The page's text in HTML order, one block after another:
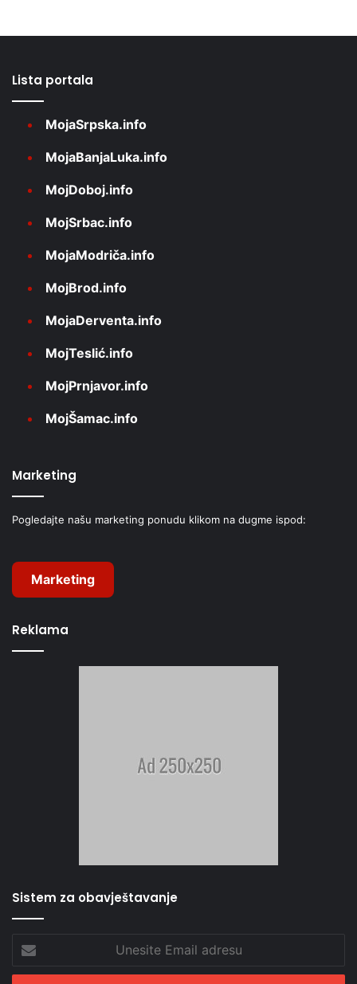
Lista portala
MojaSrpska.info
MojaBanjaLuka.info
MojDoboj.info
MojSrbac.info
MojaModriča.info
MojBrod.info
MojaDerventa.info
MojTeslić.info
MojPrnjavor.info
MojŠamac.info
Marketing
Pogledajte našu marketing ponudu klikom na dugme ispod:
Marketing
Reklama
Sistem za obavještavanje
Email
adresu